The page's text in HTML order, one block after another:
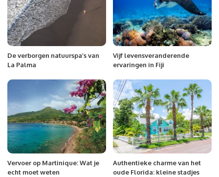
De verborgen natuurspa’s van
La Palma
Vijf levensveranderende
ervaringen in Fiji
Vervoer op Martinique: Wat je
echt moet weten
Authentieke charme van het
oude Florida: kleine stadjes